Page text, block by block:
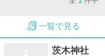
一覧で見る
茨木神社